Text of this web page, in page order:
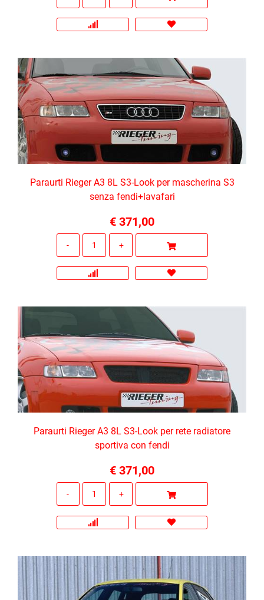
Paraurti Rieger A3 8L S3-Look per mascherina S3
senza fendi+lavafari
€ 371,00
Paraurti Rieger A3 8L S3-Look per rete radiatore
sportiva con fendi
€ 371,00